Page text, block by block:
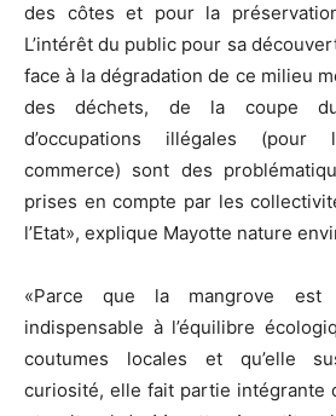
des côtes et pour la
L’intérêt du public pour sa
face à la dégradation de ce milieu
des déchets, de la coupe
d’occupations illégales (pour
commerce) sont des
prises en compte par les
l’Etat», explique Mayotte nature
«Parce que la mangrove est
indispensable à l’équilibre
coutumes locales et qu’elle
curiosité, elle fait partie intégrante